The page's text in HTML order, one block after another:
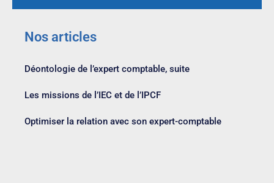
Nos articles
Déontologie de l’expert comptable, suite
Les missions de l’IEC et de l’IPCF
Optimiser la relation avec son expert-comptable